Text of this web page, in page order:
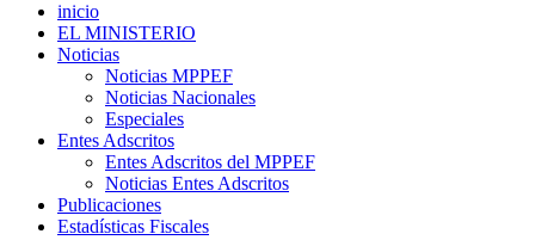
inicio
EL MINISTERIO
Noticias
Noticias MPPEF
Noticias Nacionales
Especiales
Entes Adscritos
Entes Adscritos del MPPEF
Noticias Entes Adscritos
Publicaciones
Estadísticas Fiscales